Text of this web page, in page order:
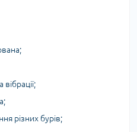
різних бурів;